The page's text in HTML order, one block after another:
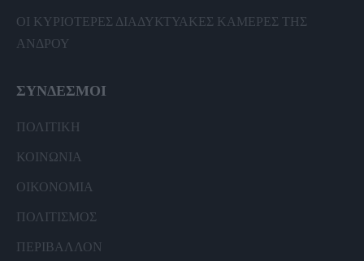
ΟΙ ΚΥΡΙΟΤΕΡΕΣ ΔΙΑΔΥΚΤΥΑΚΕΣ ΚΑΜΕΡΕΣ ΤΗΣ
ΑΝΔΡΟΥ
ΣΥΝΔΕΣΜΟΙ
ΠΟΛΙΤΙΚΗ
ΚΟΙΝΩΝΙΑ
ΟΙΚΟΝΟΜΙΑ
ΠΟΛΙΤΙΣΜΟΣ
ΠΕΡΙΒΑΛΛΟΝ